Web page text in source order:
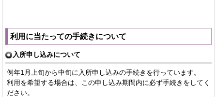
利用に当たっての手続きについて
入所申し込みについて
例年1月上旬から中旬に入所申し込みの手続きを行っています。
利用を希望する場合は、この申し込み期間内に必ず手続きをしてく
ださい。